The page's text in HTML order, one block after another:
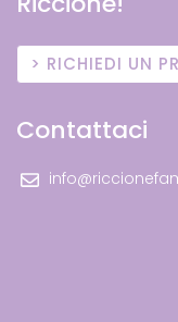
RICHIEDI UN
Contattaci